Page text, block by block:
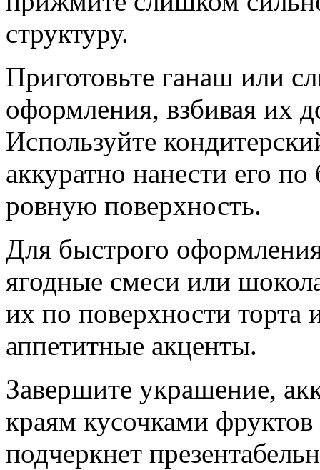
структуру.
Приготовьте ганаш или
оформления, взбивая их
Используйте
аккуратно нанести его по
ровную поверхность.
Для быстрого
ягодные смеси или
их по поверхности торта
аппетитные акценты.
Завершите украшение,
краям кусочками
подчеркнет